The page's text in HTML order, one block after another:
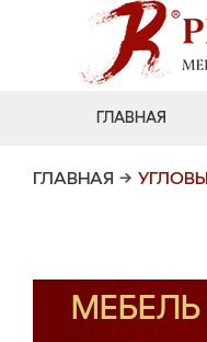
ГЛАВНАЯ
ГЛАВНАЯ →